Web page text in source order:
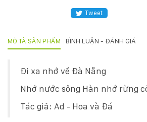
-
Đà
Tweet
MÔ TẢ SẢN PHẨM BÌNH LUẬN - ĐÁNH GIÁ
Đi xa nhớ về Đà Nẵng
Nhớ nước sông Hàn nhớ rừng
Tác giả: Ad - Hoa và Đá